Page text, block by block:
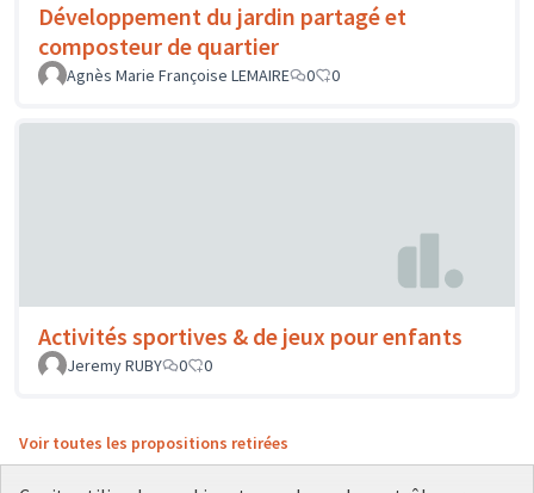
Développement du jardin partagé et
composteur de quartier
Agnès Marie Françoise LEMAIRE 0 0
Activités sportives & de jeux pour enfants
Jeremy RUBY 0 0
Voir toutes les propositions retirées